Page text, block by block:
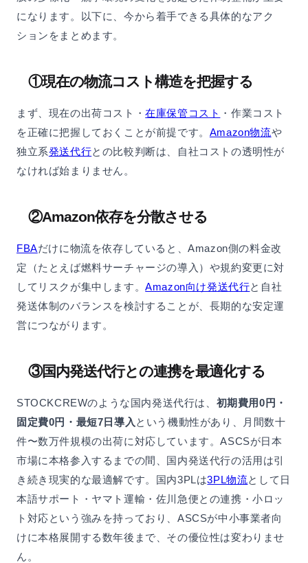
になります。以下に、今から着手できる具体的なアク
ションをまとめます。
①現在の物流コスト構造を把握する
まず、現在の出荷コスト・在庫保管コスト ・作業コスト
を正確に把握しておくことが前提です。 Amazon物流や
独立系発送代行との比較判断は、自社コストの透明性が
なければ始まりません。
②Amazon依存を分散させる
FBAだけに物流を依存していると、Amazon側の料金改
定（たとえば燃料サーチャージの導入）や規約変更に対
してリスクが集中します。Amazon向け発送代行と自社
発送体制のバランスを検討することが、長期的な安定運
営につながります。
③国内発送代行との連携を最適化する
STOCKCREWのような国内発送代行は、 初期費用0円・
固定費0円・最短7日導入 という機動性があり、月間数十
件〜数万件規模の出荷に対応しています。ASCSが日本
市場に本格参入するまでの間、国内発送代行の活用は引
き続き現実的な最適解です。国内3PLは3PL物流として日
本語サポート・ヤマト運輸・佐川急便との連携・小ロッ
ト対応という強みを持っており、ASCSが中小事業者向
けに本格展開する数年後まで、その優位性は変わりませ
ん。